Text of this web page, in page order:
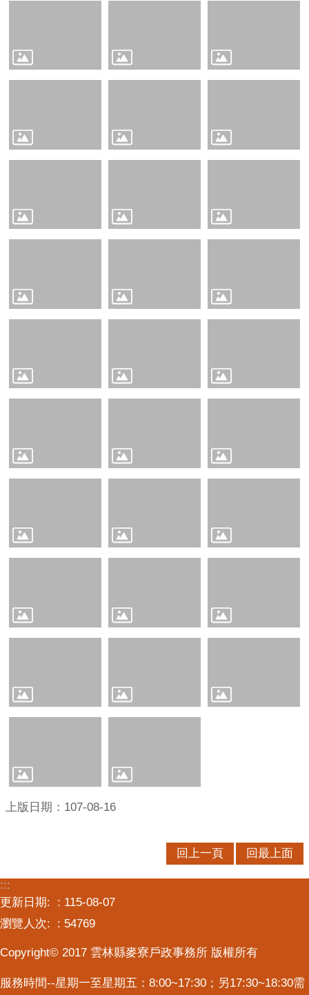
上版日期：107-08-16
回上一頁 回最上面
:::
更新日期:
115-08-07
瀏覽人次:
54769
Copyright© 2017 雲林縣麥寮戶政事務所 版權所有
服務時間--星期一至星期五：8:00~17:30；另17:30~18:30需